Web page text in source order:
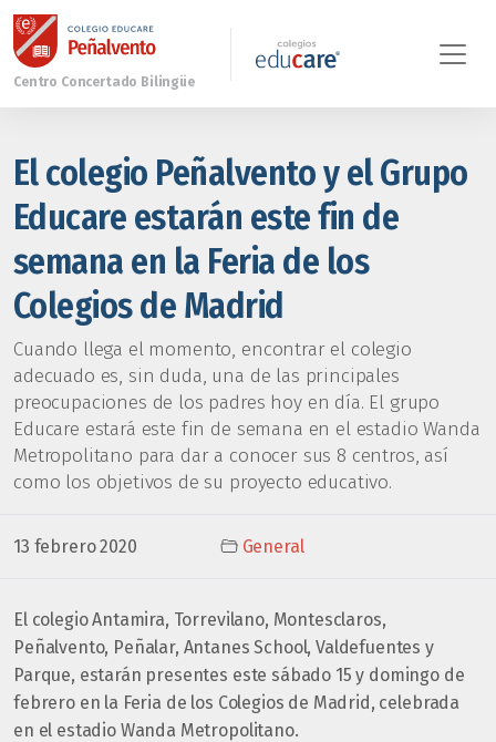
El colegio Peñalvento y el Grupo
Educare estarán este fin de
semana en la Feria de los
Colegios de Madrid
Cuando llega el momento, encontrar el colegio
adecuado es, sin duda, una de las principales
preocupaciones de los padres hoy en día. El grupo
Educare estará este fin de semana en el estadio Wanda
Metropolitano para dar a conocer sus 8 centros, así
como los objetivos de su proyecto educativo.
13 febrero 2020 General
El colegio Antamira, Torrevilano, Montesclaros,
Peñalvento, Peñalar, Antanes School, Valdefuentes y
Parque, estarán presentes este sábado 15 y domingo de
febrero en la Feria de los Colegios de Madrid, celebrada
en el estadio Wanda Metropolitano.